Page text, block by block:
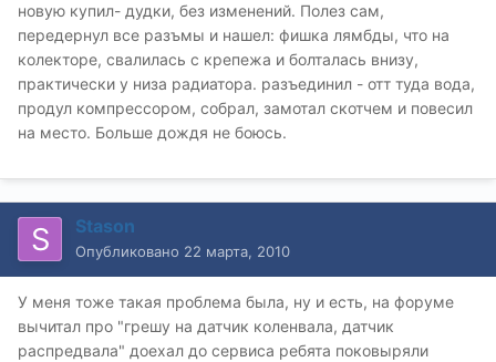
новую купил- дудки, без изменений. Полез сам,
передернул все разъмы и нашел: фишка лямбды, что на
колекторе, свалилась с крепежа и болталась внизу,
практически у низа радиатора. разъединил - отт туда вода,
продул компрессором, собрал, замотал скотчем и повесил
на место. Больше дождя не боюсь.
Stason
Опубликовано 22 марта, 2010
У меня тоже такая проблема была, ну и есть, на форуме
вычитал про "грешу на датчик коленвала, датчик
распредвала" доехал до сервиса ребята поковыряли